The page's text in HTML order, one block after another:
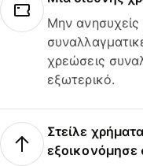
Μην ανησυχείς
χρεώσεις
εξωτερικό.
Στείλε
εξοικονόμησε